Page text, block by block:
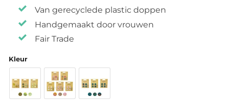
Van gerecyclede plastic doppen
Handgemaakt door vrouwen
Fair Trade
Kleur